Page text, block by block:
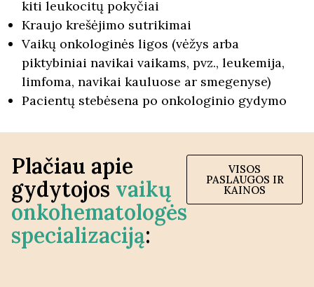
kiti leukocitų pokyčiai
Kraujo krešėjimo sutrikimai
Vaikų onkologinės ligos (vėžys arba
piktybiniai navikai vaikams, pvz., leukemija,
limfoma, navikai kauluose ar smegenyse)
Pacientų stebėsena po onkologinio gydymo
Plačiau apie
gydytojos vaikų
onkohematologės
specializaciją:
VISOS
PASLAUGOS IR
KAINOS